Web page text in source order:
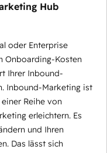
Hub
oder Enterprise
Onboarding-Kosten
Ihrer Inbound-
Inbound-Marketing ist
Reihe von
erleichtern. Es
und Ihren
Das lässt sich